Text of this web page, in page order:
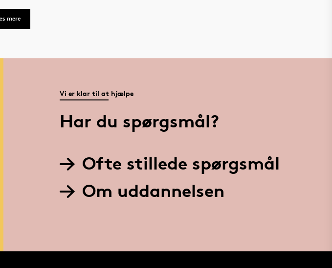
mere
Vi er klar til at hjælpe
Har du spørgsmål?
Ofte stillede spørgsmål
Om uddannelsen